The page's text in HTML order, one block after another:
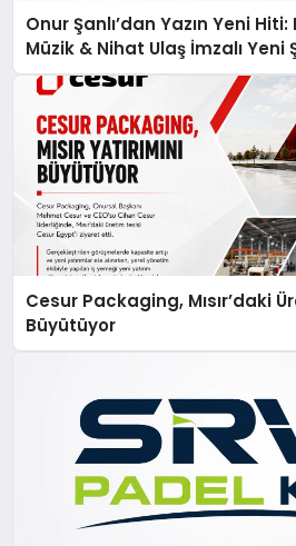
Onur Şanlı’dan Yazın Yeni
Müzik & Nihat Ulaş İmzalı Yeni
Cesur Packaging, Mısır’daki
Büyütüyor